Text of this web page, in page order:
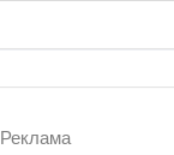
Реклама